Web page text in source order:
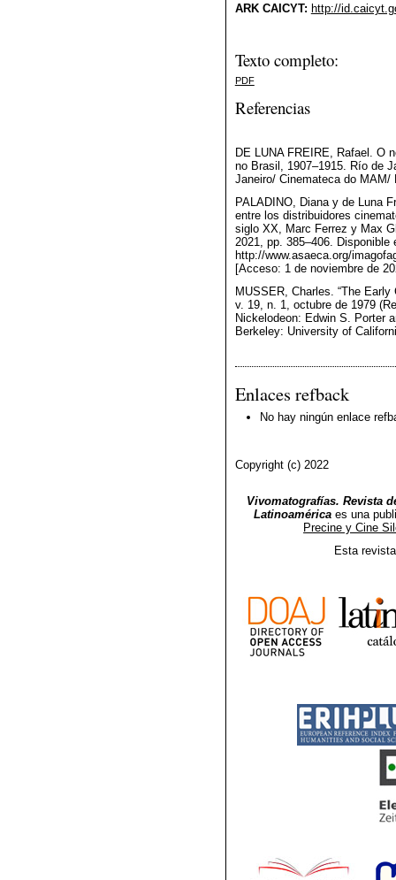
ARK CAICYT: http://
Texto completo:
PDF
Referencias
DE LUNA FREIRE, Rafael. O
no Brasil, 1907–1915. Río de
Janeiro/ Cinemateca do MAM/
PALADINO, Diana y de Luna
entre los distribuidores
siglo XX, Marc Ferrez y Max
2021, pp. 385–406. Disponible
http://www.asaeca.org/
[Acceso: 1 de noviembre de
MUSSER, Charles. “The
v. 19, n. 1, octubre de 1979
Nickelodeon: Edwin S. Porter
Berkeley: University of
Enlaces refback
No hay ningún enlace
Copyright (c) 2022
Vivomatografías. Revista
Latinoamérica es una
Precine y Cine
Esta